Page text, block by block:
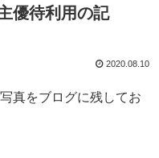
優待利用の記
2020.08.10
真をブログに残してお